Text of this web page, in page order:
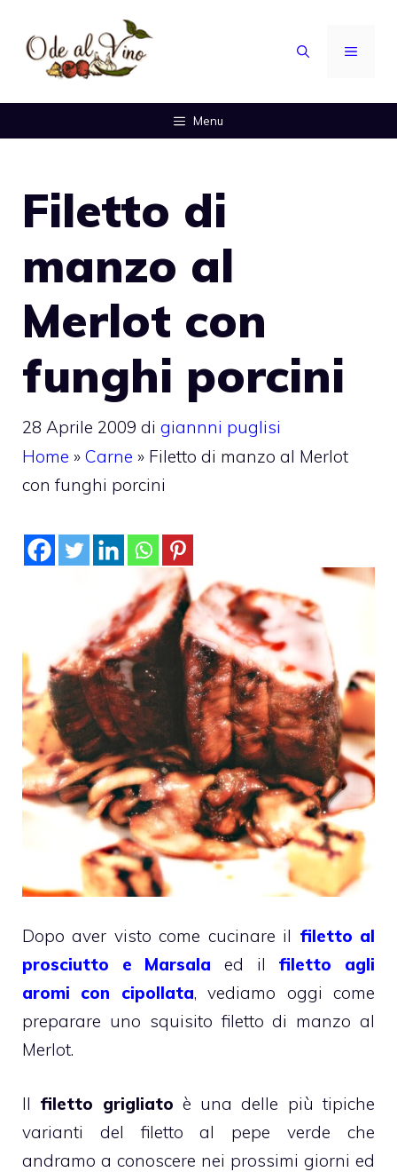
contenuto
MENU
Menu
Filetto di
manzo al
Merlot con
funghi porcini
28 Aprile 2009 di giannni puglisi
Home » Carne » Filetto di manzo al Merlot
con funghi porcini
Dopo aver visto come cucinare il filetto al
prosciutto e Marsala ed il filetto agli
aromi con cipollata, vediamo oggi come
preparare uno squisito filetto di manzo al
Merlot.
Il filetto grigliato è una delle più tipiche
varianti del filetto al pepe verde che
andramo a conoscere nei prossimi giorni ed